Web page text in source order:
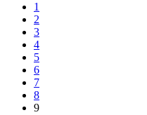
1
2
3
4
5
6
7
8
9